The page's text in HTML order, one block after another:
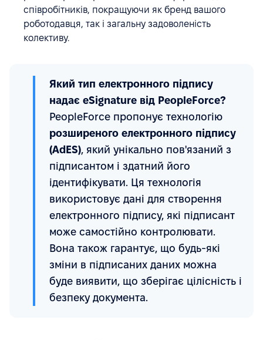
співробітників, покращуючи як бренд вашого
роботодавця, так і загальну задоволеність
колективу.
Який тип електронного підпису
надає eSignature від PeopleForce?
PeopleForce пропонує технологію
розширеного електронного підпису
(AdES), який унікально пов'язаний з
підписантом і здатний його
ідентифікувати. Ця технологія
використовує дані для створення
електронного підпису, які підписант
може самостійно контролювати.
Вона також гарантує, що будь-які
зміни в підписаних даних можна
буде виявити, що зберігає цілісність і
безпеку документа.